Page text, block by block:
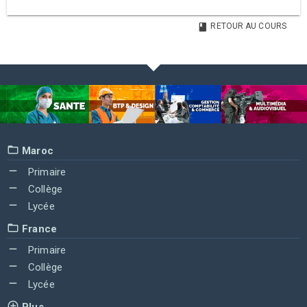
RETOUR AU COURS
Maroc
Primaire
Collège
Lycée
France
Primaire
Collège
Lycée